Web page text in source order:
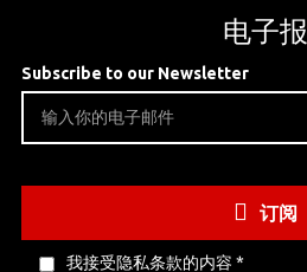
电子报
Subscribe to our Newsletter
订阅
我接受隐私条款的内容 *